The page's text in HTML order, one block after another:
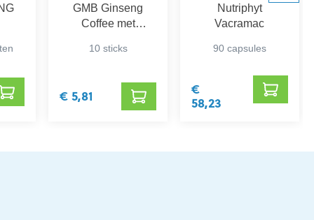
GMB Ginseng
Coffee met
10 sticks
€ 5,81
Nutriphyt
Vacramac
90 capsules
€
58,23